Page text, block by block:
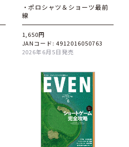
・ポロシャツ＆ショーツ最前
線
1,650円
JANコード: 4912016050763
2026年6月5日発売